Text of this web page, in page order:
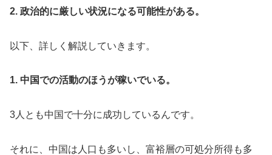
2. 政治的に厳しい状況になる可能性がある。
以下、詳しく解説していきます。
1. 中国での活動のほうが稼いでいる。
3人とも中国で十分に成功しているんです。
それに、中国は人口も多いし、富裕層の可処分所得も多